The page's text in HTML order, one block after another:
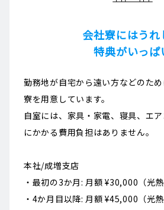
会社寮にはうれ
特典がいっぱ
勤務地が自宅から遠い方などのた
寮を用意しています。
自室には、家具・家電、寝具、エ
にかかる費用負担はありません。
本社/成増支店
・最初の3か月: 月額 ¥30,000（光熱
・4か月目以降: 月額 ¥45,000（光熱